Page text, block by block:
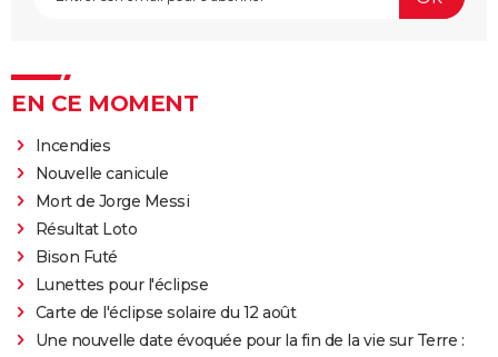
EN CE MOMENT
Incendies
Nouvelle canicule
Mort de Jorge Messi
Résultat Loto
Bison Futé
Lunettes pour l'éclipse
Carte de l'éclipse solaire du 12 août
Une nouvelle date évoquée pour la fin de la vie sur Terre :